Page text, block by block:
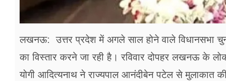
लखनऊ: उत्तर प्रदेश में अगले साल होने वाले विधानसभा
का विस्तार करने जा रही है। रविवार दोपहर लखनऊ के
योगी आदित्यनाथ ने राज्यपाल आनंदीबेन पटेल से मुलाकात